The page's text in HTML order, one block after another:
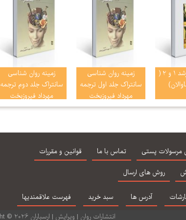
روان شناسی رشد 1 و 2 (
زمینه روان شناسی
سانتراک جلد اول ترجمه
مهرداد فیروزبخت
زمینه روان شناسی
سانتراک جلد دوم ترجمه
مهرداد فیروزبخت
مرسولات پستی تماس با ما
قوانین و مقررات
روش های ارسال
آدرس ها سبد خرید فهرست علاقمندیها
انتشارات روان | ویرایش | ارسباران 2026 © Copyright |